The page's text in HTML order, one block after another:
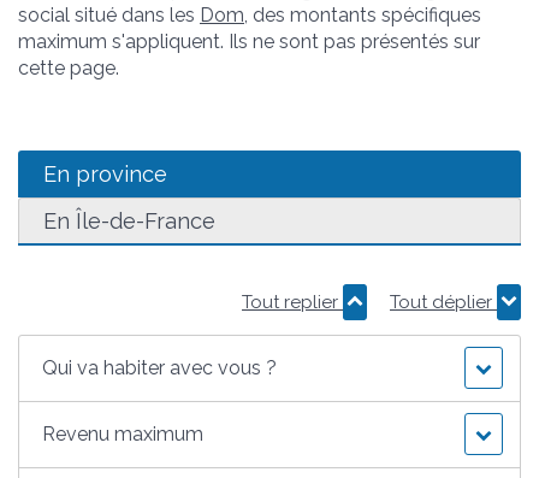
social situé dans les Dom, des montants spécifiques
maximum s'appliquent. Ils ne sont pas présentés sur
cette page.
En province
En Île-de-France
Tout replier Tout déplier
Qui va habiter avec vous ?
Revenu maximum